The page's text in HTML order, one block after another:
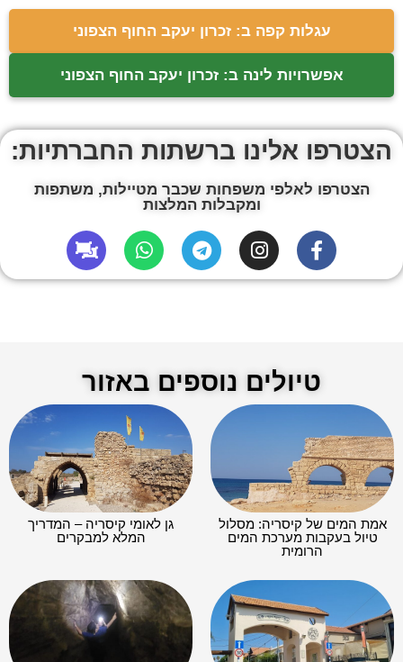
עגלות קפה ב: זכרון יעקב החוף הצפוני
אפשרויות לינה ב: זכרון יעקב החוף הצפוני
הצטרפו אלינו ברשתות החברתיות:
הצטרפו לאלפי משפחות שכבר מטיילות, משתפות
ומקבלות המלצות
טיולים נוספים באזור
אמת המים של קיסריה: מסלול
טיול בעקבות מערכת המים
הרומית
גן לאומי קיסריה – המדריך
המלא למבקרים